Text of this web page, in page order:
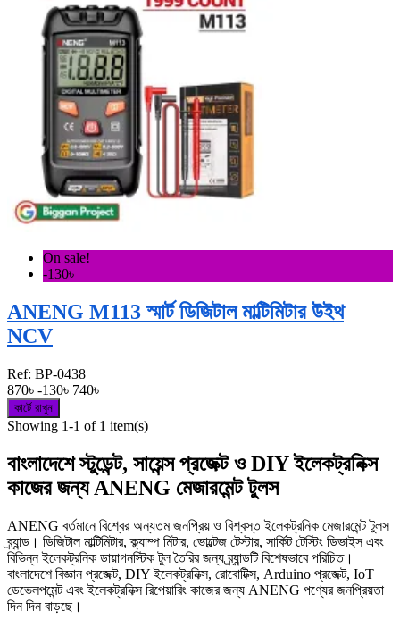
On sale!
-130৳
ANENG M113 স্মার্ট ডিজিটাল মাল্টিমিটার উইথ
NCV
Ref: BP-0438
870৳ -130৳ 740৳
কার্টে রাখুন
Showing 1-1 of 1 item(s)
বাংলাদেশে স্টুডেন্ট, সায়েন্স প্রজেক্ট ও DIY ইলেকট্রনিক্স
কাজের জন্য ANENG মেজারমেন্ট টুলস
ANENG বর্তমানে বিশ্বের অন্যতম জনপ্রিয় ও বিশ্বস্ত ইলেকট্রনিক মেজারমেন্ট টুলস
ব্র্যান্ড। ডিজিটাল মাল্টিমিটার, ক্ল্যাম্প মিটার, ভোল্টেজ টেস্টার, সার্কিট টেস্টিং ডিভাইস এবং
বিভিন্ন ইলেকট্রনিক ডায়াগনস্টিক টুল তৈরির জন্য ব্র্যান্ডটি বিশেষভাবে পরিচিত।
বাংলাদেশে বিজ্ঞান প্রজেক্ট, DIY ইলেকট্রনিক্স, রোবোটিক্স, Arduino প্রজেক্ট, IoT
ডেভেলপমেন্ট এবং ইলেকট্রনিক্স রিপেয়ারিং কাজের জন্য ANENG পণ্যের জনপ্রিয়তা
দিন দিন বাড়ছে।